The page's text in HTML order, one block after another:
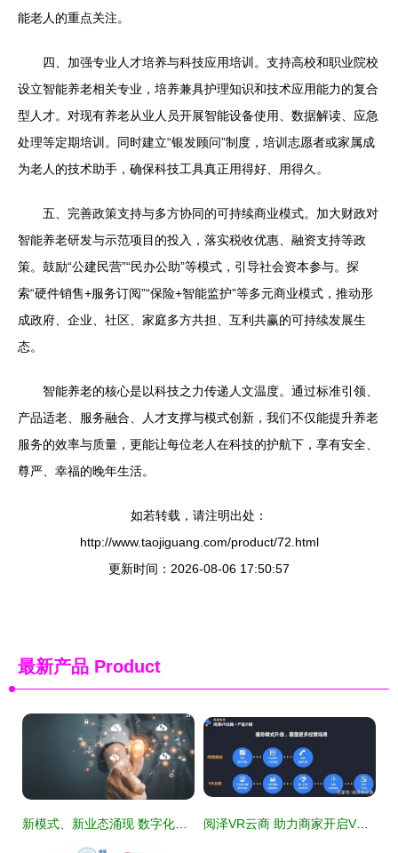
能老人的重点关注。
四、加强专业人才培养与科技应用培训。支持高校和职业院校
设立智能养老相关专业，培养兼具护理知识和技术应用能力的复合
型人才。对现有养老从业人员开展智能设备使用、数据解读、应急
处理等定期培训。同时建立“银发顾问”制度，培训志愿者或家属成
为老人的技术助手，确保科技工具真正用得好、用得久。
五、完善政策支持与多方协同的可持续商业模式。加大财政对
智能养老研发与示范项目的投入，落实税收优惠、融资支持等政
策。鼓励“公建民营”“民办公助”等模式，引导社会资本参与。探
索“硬件销售+服务订阅”“保险+智能监护”等多元商业模式，推动形
成政府、企业、社区、家庭多方共担、互利共赢的可持续发展生
态。
智能养老的核心是以科技之力传递人文温度。通过标准引领、
产品适老、服务融合、人才支撑与模式创新，我们不仅能提升养老
服务的效率与质量，更能让每位老人在科技的护航下，享有安全、
尊严、幸福的晚年生活。
如若转载，请注明出处：
http://www.taojiguang.com/product/72.html
更新时间：2026-08-06 17:50:57
最新产品 Product
阅泽VR云商 助力商家开启VR推广新纪元